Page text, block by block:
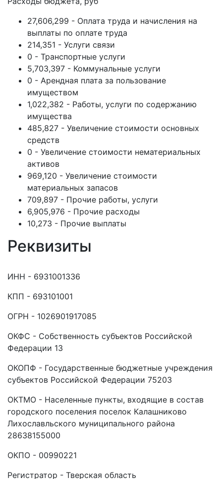
27,606,299 - Оплата труда и начисления на
выплаты по оплате труда
214,351 - Услуги связи
0 - Транспортные услуги
5,703,397 - Коммунальные услуги
0 - Арендная плата за пользование
имуществом
1,022,382 - Работы, услуги по содержанию
имущества
485,827 - Увеличение стоимости основных
средств
0 - Увеличение стоимости нематериальных
активов
969,120 - Увеличение стоимости
материальных запасов
709,897 - Прочие работы, услуги
6,905,976 - Прочие расходы
10,273 - Прочие выплаты
Реквизиты
ИНН - 6931001336
КПП - 693101001
ОГРН - 1026901917085
ОКФС - Собственность субъектов Российской
Федерации 13
ОКОПФ - Государственные бюджетные учреждения
субъектов Российской Федерации 75203
ОКТМО - Населенные пункты, входящие в состав
городского поселения поселок Калашниково
Лихославльского муниципального района
28638155000
ОКПО - 00990221
Регистратор - Тверская область